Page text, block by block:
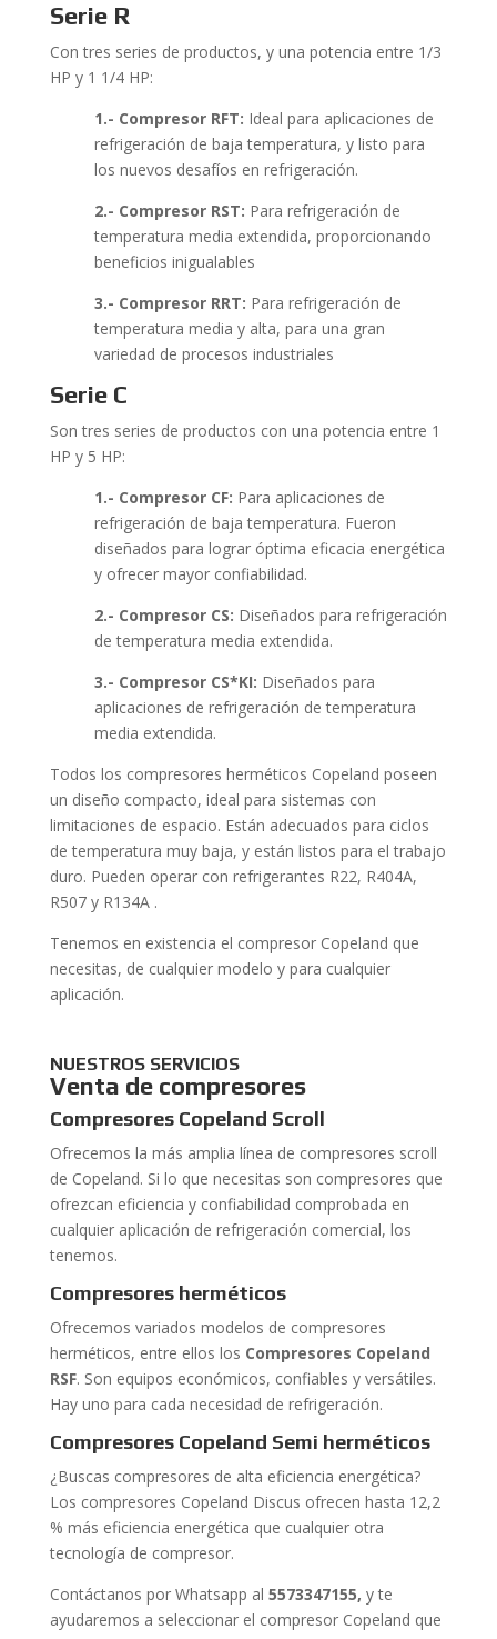
Serie R
Con tres series de productos, y una potencia entre 1/3
HP y 1 1/4 HP:
1.- Compresor RFT: Ideal para aplicaciones de
refrigeración de baja temperatura, y listo para
los nuevos desafíos en refrigeración.
2.- Compresor RST: Para refrigeración de
temperatura media extendida, proporcionando
beneficios inigualables
3.- Compresor RRT: Para refrigeración de
temperatura media y alta, para una gran
variedad de procesos industriales
Serie C
Son tres series de productos con una potencia entre 1
HP y 5 HP:
1.- Compresor CF: Para aplicaciones de
refrigeración de baja temperatura. Fueron
diseñados para lograr óptima eficacia energética
y ofrecer mayor confiabilidad.
2.- Compresor CS: Diseñados para refrigeración
de temperatura media extendida.
3.- Compresor CS*KI: Diseñados para
aplicaciones de refrigeración de temperatura
media extendida.
Todos los compresores herméticos Copeland poseen
un diseño compacto, ideal para sistemas con
limitaciones de espacio. Están adecuados para ciclos
de temperatura muy baja, y están listos para el trabajo
duro. Pueden operar con refrigerantes R22, R404A,
R507 y R134A .
Tenemos en existencia el compresor Copeland que
necesitas, de cualquier modelo y para cualquier
aplicación.
NUESTROS SERVICIOS
Venta de compresores
Compresores Copeland Scroll
Ofrecemos la más amplia línea de compresores scroll
de Copeland. Si lo que necesitas son compresores que
ofrezcan eficiencia y confiabilidad comprobada en
cualquier aplicación de refrigeración comercial, los
tenemos.
Compresores herméticos
Ofrecemos variados modelos de compresores
herméticos, entre ellos los Compresores Copeland
RSF. Son equipos económicos, confiables y versátiles.
Hay uno para cada necesidad de refrigeración.
Compresores Copeland Semi herméticos
¿Buscas compresores de alta eficiencia energética?
Los compresores Copeland Discus ofrecen hasta 12,2
% más eficiencia energética que cualquier otra
tecnología de compresor.
Contáctanos por Whatsapp al 5573347155, y te
ayudaremos a seleccionar el compresor Copeland que